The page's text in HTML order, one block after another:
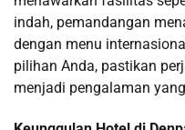
indah, pemandangan
dengan menu
pilihan Anda, pastikan
menjadi pengalaman